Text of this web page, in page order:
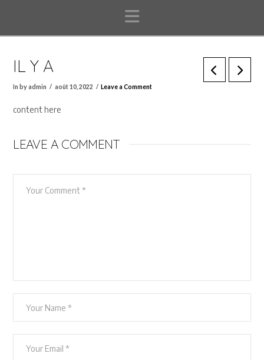
Navigation
IL Y A
In by admin août 10, 2022 Leave a Comment
content here
LEAVE A COMMENT